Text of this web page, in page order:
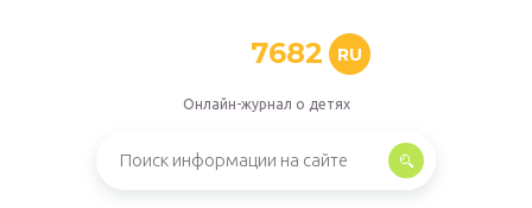
7682 RU
Онлайн-журнал о детях